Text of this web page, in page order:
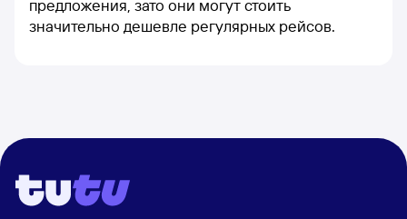
предложения, зато они могут стоить
значительно дешевле регулярных рейсов.